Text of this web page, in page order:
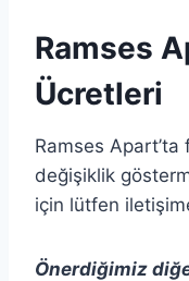
Ramses
Ücretleri
Ramses
değişiklik
için lütfen
Önerdiğimiz